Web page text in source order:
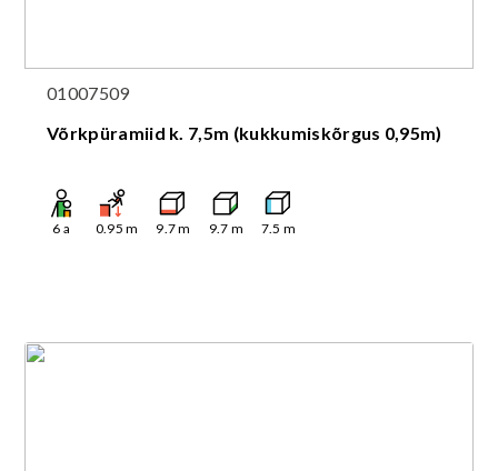
01007509
Võrkpüramiid k. 7,5m (kukkumiskõrgus 0,95m)
6 a 0.95 m 9.7m 9.7 m 7.5 m